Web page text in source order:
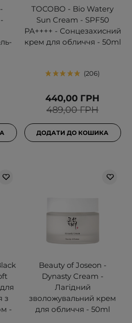
TOCOBO - Bio Watery
Sun Cream - SPF50
PA++++ - Сонцезахисний
крем для обличчя - 50ml
206
489,00 ГРН
440,00 ГРН
ДОДАТИ ДО КОШИКА
з
-
Beauty of Joseon -
Dynasty Cream -
Лагідний
зволожувальний крем
для обличчя - 50ml